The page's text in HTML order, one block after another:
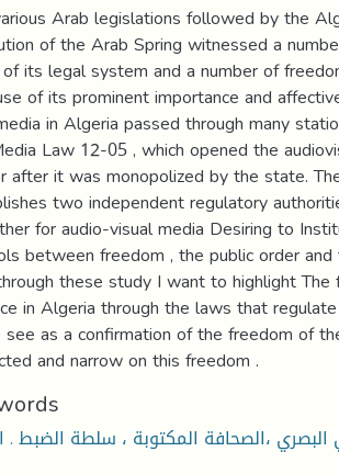
Arab legislations followed by the
of the Arab Spring witnessed a
its legal system and a number of
of its prominent importance and
in Algeria passed through many
Law 12-05 , which opened the
after it was monopolized by the state.
two independent regulatory
for audio-visual media Desiring to
between freedom , the public order
these study I want to highlight
in Algeria through the laws that
as a confirmation of the freedom of
and narrow on this freedom .
،الصحافة المكتوبة ، سلطة الضبط .